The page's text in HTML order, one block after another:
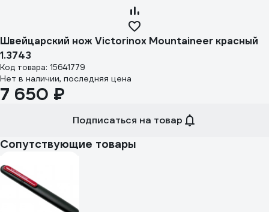
Швейцарский нож Victorinox Mountaineer красный
1.3743
Код товара: 15641779
Нет в наличии, последняя цена
7 650 ₽
Подписаться на товар
Сопутствующие товары